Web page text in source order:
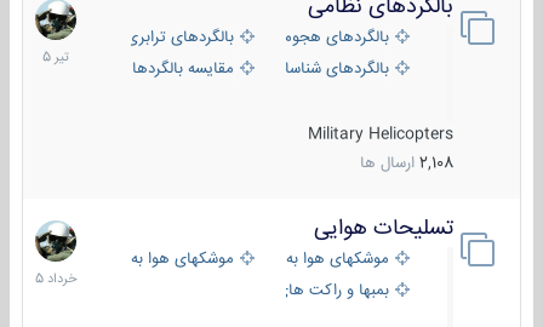
بالگردهای نظامی
بالگردهای هجومی
بالگردهای ترابری
بالگردهای شناسایی
مقایسه بالگردها
Military Helicopters
2,108 ارسال ها
22
تیر
1405
تسلیحات هوایی
موشکهای هوا به هوا
موشکهای هوا به سطح
بمبها و راکت های هوایی
30
خرداد
1405